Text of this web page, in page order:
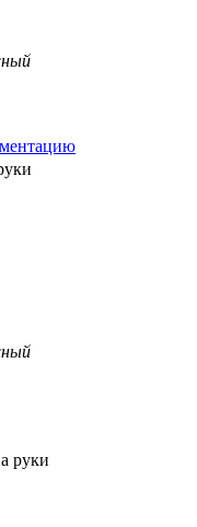
руки